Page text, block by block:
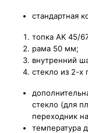
стандартная
топка AK 45/
рама 50 мм;
внутренний
стекло из 2-х
стекло (для
переходник
температура